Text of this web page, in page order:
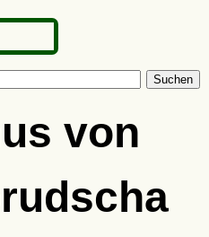
Suchen
von